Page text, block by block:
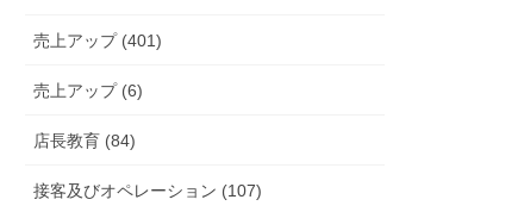
売上アップ (401)
売上アップ (6)
店長教育 (84)
接客及びオペレーション (107)